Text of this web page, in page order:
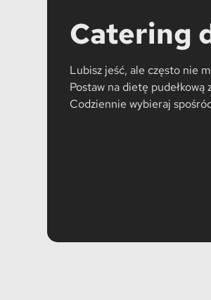
Catering
Lubisz jeść, ale często nie
Postaw na dietę
Codziennie wybieraj